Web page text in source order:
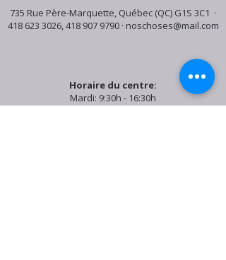
735 Rue Père-Marquette, Québec (QC) G1S 3C1 ·
418 623 3026,418 907 9790· noschoses@mail.com
Horaire du centre:
Mardi: 9:30h - 16:30h